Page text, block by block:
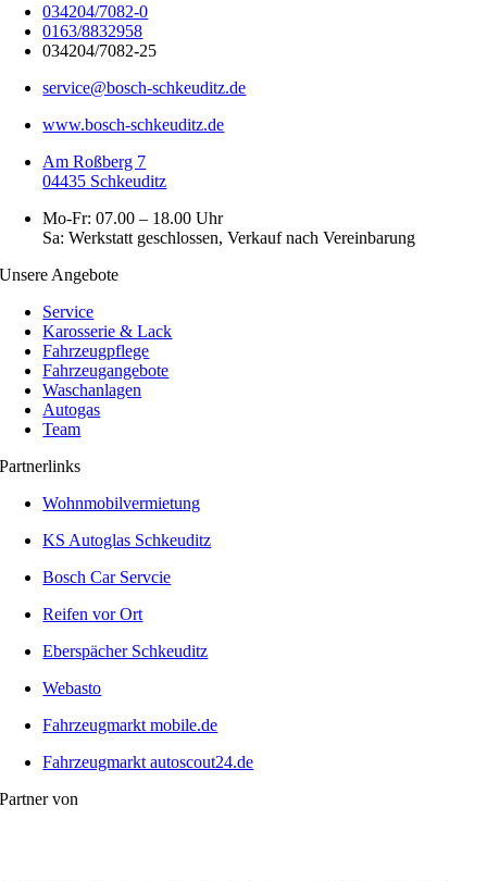
034204/7082-0
0163/8832958
034204/7082-25
service@bosch-schkeuditz.de
www.bosch-schkeuditz.de
Am Roßberg 7
04435 Schkeuditz
Mo-Fr: 07.00 – 18.00 Uhr
Sa: Werkstatt geschlossen, Verkauf nach Vereinbarung
Unsere Angebote
Service
Karosserie & Lack
Fahrzeugpflege
Fahrzeugangebote
Waschanlagen
Autogas
Team
Partnerlinks
Wohnmobilvermietung
KS Autoglas Schkeuditz
Bosch Car Servcie
Reifen vor Ort
Eberspächer Schkeuditz
Webasto
Fahrzeugmarkt mobile.de
Fahrzeugmarkt autoscout24.de
Partner von